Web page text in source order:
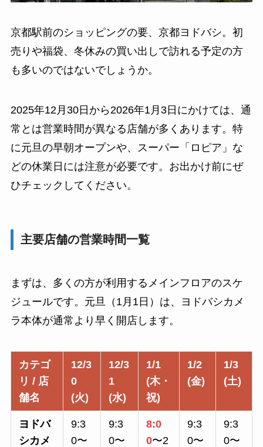
京都駅前のショッピングの要、京都ヨドバシ。初
売りや福袋、冬休みの買い出しで訪れる予定の方
も多いのではないでしょうか。
2025年12月30日から2026年1月3日にかけては、通
常とは営業時間が異なる店舗が多くあります。特
に元旦の早朝オープンや、スーパー「ロピア」な
どの休業日には注意が必要です。お出かけ前にぜ
ひチェックしてください。
主要店舗の営業時間一覧
まずは、多くの方が利用するメインフロアのスケ
ジュールです。元旦（1月1日）は、ヨドバシカメ
ラ本体が通常より早く開店します。
カテゴ
リ / 店
舗名
12/3
0
(火)
12/3
1
(水)
1/1
(木・
祝)
1/2
(金)
1/3
(土)
ヨドバ
シカメ
9:3
0〜
9:3
0〜
8:0
0〜2
9:3
0〜
9:3
0〜